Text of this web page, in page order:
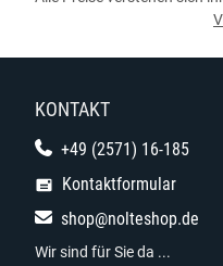
KONTAKT
+49 (2571) 16-185
Kontaktformular
shop@nolteshop.de
Wir sind für Sie da ...